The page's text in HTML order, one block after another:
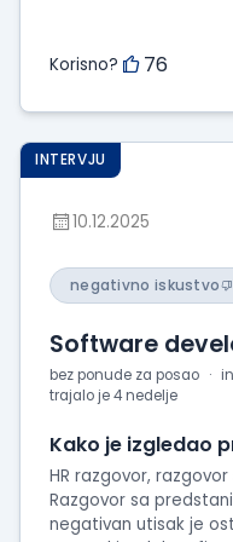
Korisno? 76
INTERVJU
10.12.2025
negativno iskustvo
Software
bez ponude za posao
trajalo je 4 nedelje
Kako je izgledao
HR razgovor,
Razgovor sa
negativan utisak je